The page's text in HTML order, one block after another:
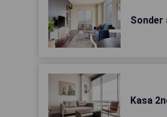
Sonder
Kasa